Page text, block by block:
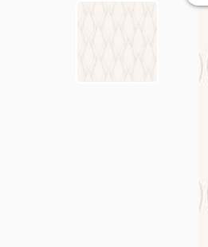
Компания
Личный кабинет
Заказать